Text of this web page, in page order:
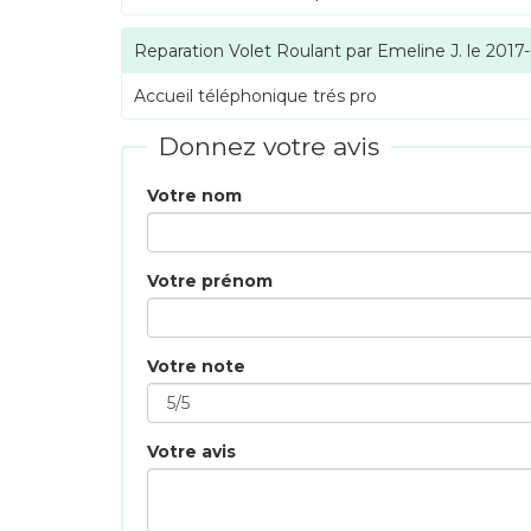
Reparation Volet Roulant par Emeline J. le
Accueil téléphonique trés pro
Donnez votre avis
Votre nom
Votre prénom
Votre note
Votre avis